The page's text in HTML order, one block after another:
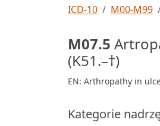
ICD-10 M00-M99
M07.5
(K51.–†)
EN: Arthropathy in
Kategorie